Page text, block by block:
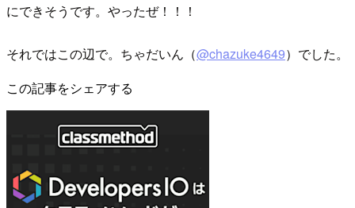
にできそうです。やったぜ！！！
それではこの辺で。ちゃだいん（@chazuke4649）でした。
この記事をシェアする